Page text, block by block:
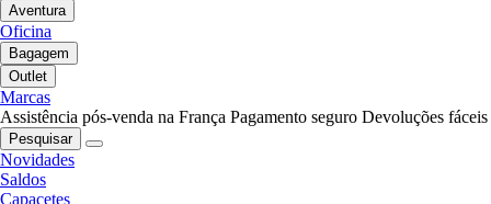
Aventura
Oficina
Bagagem
Outlet
Marcas
Assistência pós-venda na França Pagamento seguro Devoluções fáceis
Pesquisar
Novidades
Saldos
Capacetes